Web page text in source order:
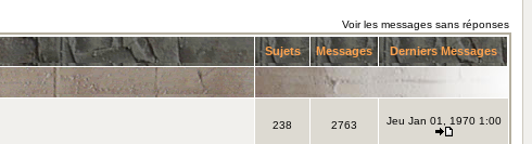
Voir les messages sans réponses
Sujets Messages Derniers Messages
238 2763 Jeu Jan 01, 1970 1:00